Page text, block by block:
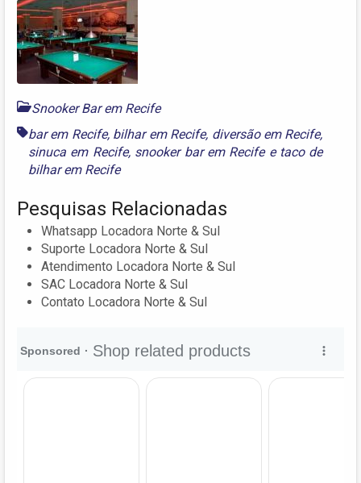
Snooker Bar em Recife
bar em Recife, bilhar em Recife, diversão em Recife,
sinuca em Recife, snooker bar em Recifee taco de
bilhar em Recife
Pesquisas Relacionadas
Whatsapp Locadora Norte & Sul
Suporte Locadora Norte & Sul
Atendimento Locadora Norte & Sul
SAC Locadora Norte & Sul
Contato Locadora Norte & Sul